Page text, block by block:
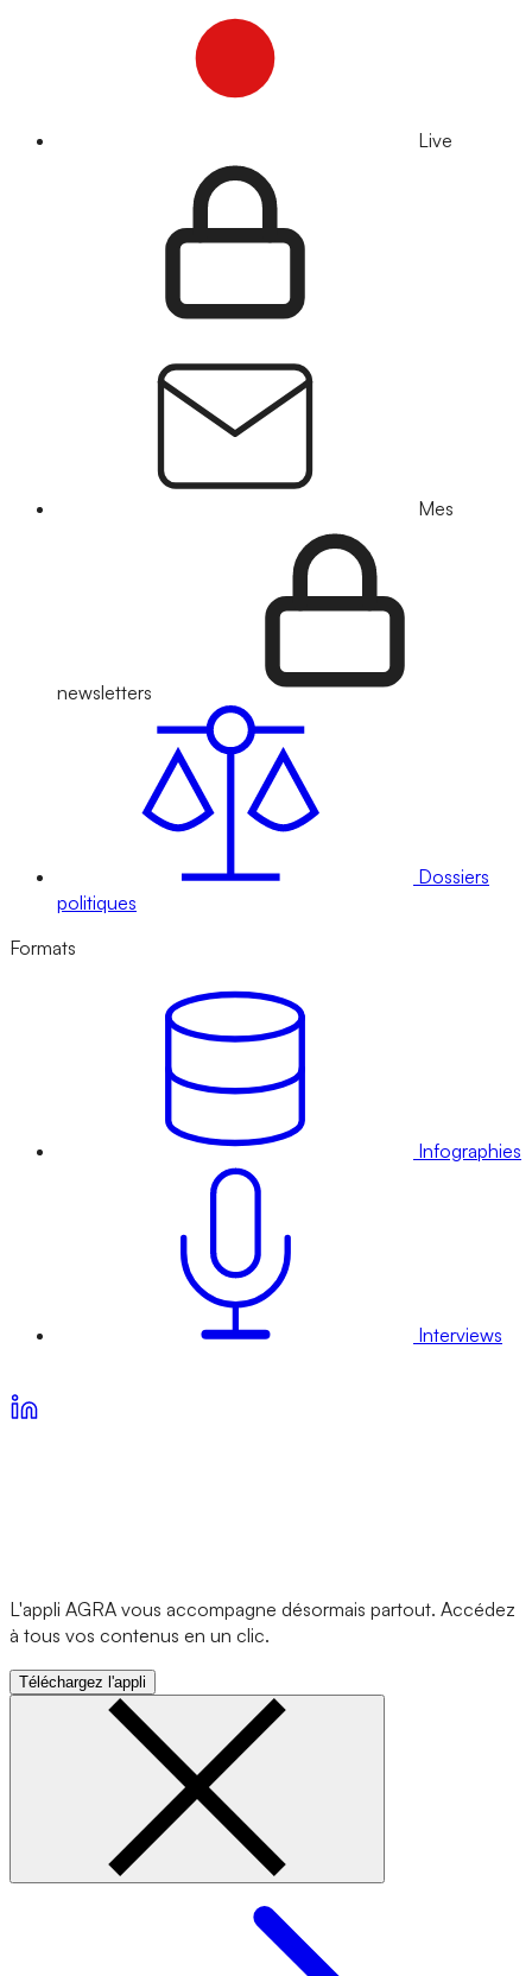
Live
Mes
newsletters
Dossiers
politiques
Formats
Infographies
Interviews
L'appli AGRA vous accompagne désormais partout. Accédez
à tous vos contenus en un clic.
Téléchargez l'appli